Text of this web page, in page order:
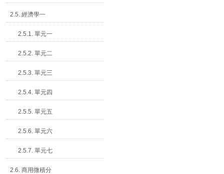
2.5. 經濟學一
2.5.1. 單元一
2.5.2. 單元二
2.5.3. 單元三
2.5.4. 單元四
2.5.5. 單元五
2.5.6. 單元六
2.5.7. 單元七
2.6. 商用微積分